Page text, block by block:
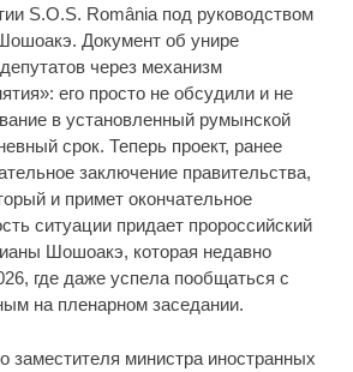
S.O.S. România под руководством
Документ об унире
через механизм
его просто не обсудили и не
в установленный румынской
срок. Теперь проект, ранее
заключение правительства,
и примет окончательное
ситуации придает пророссийский
Шошоакэ, которая недавно
где даже успела пообщаться с
на пленарном заседании.
заместителя министра иностранных
несколько секунд, а смеяться вы
невесты оставит вас без слов!
10 раз